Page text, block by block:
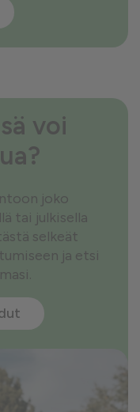
voi
joko
tai julkisella
selkeät
ja etsi